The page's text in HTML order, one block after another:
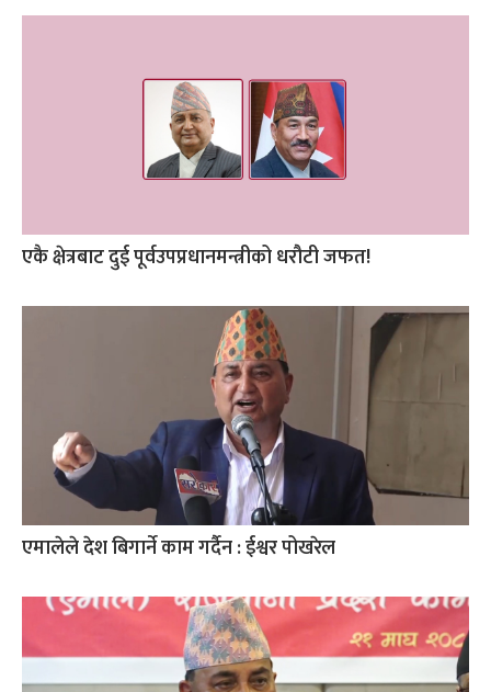
एकै क्षेत्रबाट दुई पूर्वउपप्रधानमन्त्रीको धरौटी जफत!
एमालेले देश बिगार्ने काम गर्दैन : ईश्वर पोखरेल